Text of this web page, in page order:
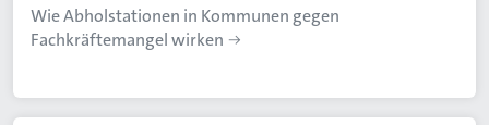
Wie Abholstationen in Kommunen gegen
Fachkräftemangel wirken